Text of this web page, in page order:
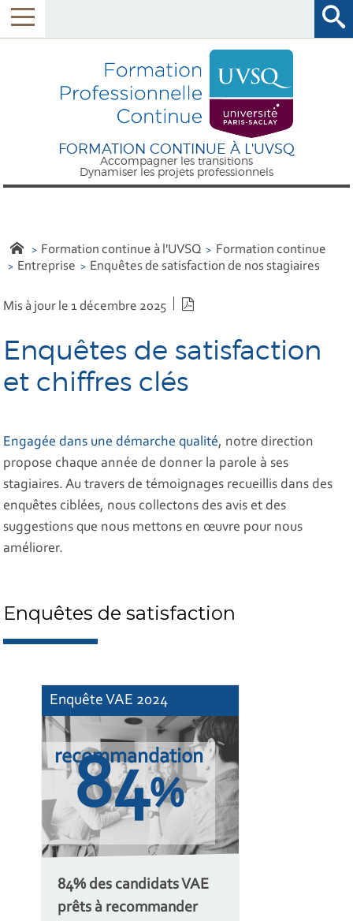
FORMATION CONTINUE À L'UVSQ
Accompagner les transitions
Dynamiser les projets professionnels
Formation continue à l'UVSQ
Formation continue
Entreprise
Enquêtes de satisfaction de nos stagiaires
Mis à jour le 1 décembre 2025
Enquêtes de satisfaction
et chiffres clés
Engagée dans une démarche qualité, notre direction
propose chaque année de donner la parole à ses
stagiaires. Au travers de témoignages recueillis dans des
enquêtes ciblées, nous collectons des avis et des
suggestions que nous mettons en œuvre pour nous
améliorer.
Enquêtes de satisfaction
Enquête VAE 2024
recommandation
84%
84% des candidats VAE
prêts à recommander